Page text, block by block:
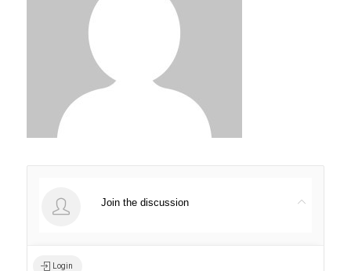
Join the discussion
Login